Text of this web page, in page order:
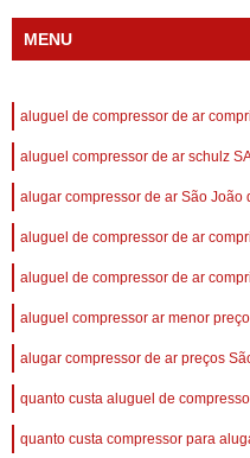
MENU
aluguel de compressor de ar
aluguel compressor de ar schulz
alugar compressor de ar São João
aluguel de compressor de ar
aluguel de compressor de ar
aluguel compressor ar menor
alugar compressor de ar preços
quanto custa aluguel de
quanto custa compressor para